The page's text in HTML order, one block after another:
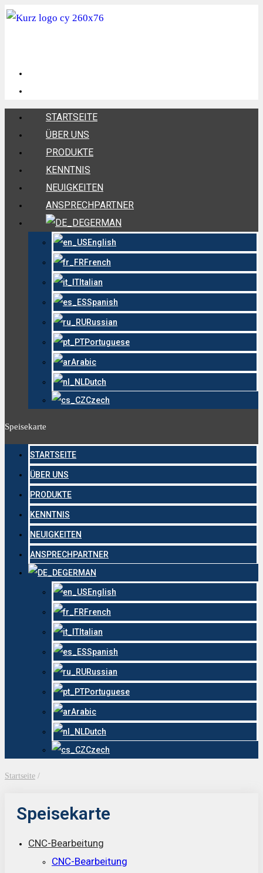
STARTSEITE
ÜBER UNS
PRODUKTE
KENNTNIS
NEUIGKEITEN
ANSPRECHPARTNER
GERMAN
English
French
Italian
Spanish
Russian
Portuguese
Arabic
Dutch
Czech
Speisekarte
STARTSEITE
ÜBER UNS
PRODUKTE
KENNTNIS
NEUIGKEITEN
ANSPRECHPARTNER
GERMAN
English
French
Italian
Spanish
Russian
Portuguese
Arabic
Dutch
Czech
Startseite /
Speisekarte
CNC-Bearbeitung
CNC-Bearbeitung